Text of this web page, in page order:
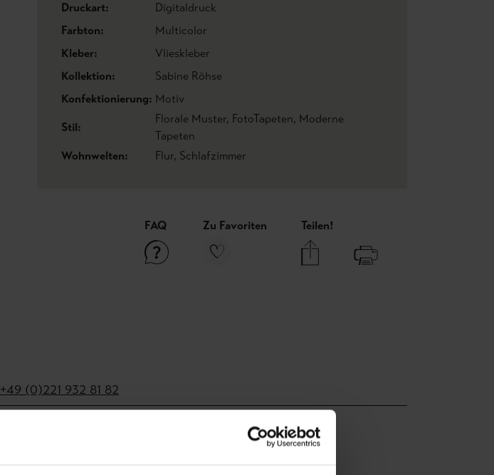
Druckart:
Digitaldruck
Farbton:
Multicolor
Kleber:
Vlieskleber
Kollektion:
Sabine Röhse
Konfektionierung: Motiv
Stil:
Florale Muster, FotoTapeten, Moderne
Tapeten
Wohnwelten:
Flur, Schlafzimmer
FAQ Zu Favoriten Teilen!
+49 (0)221 932 81 82